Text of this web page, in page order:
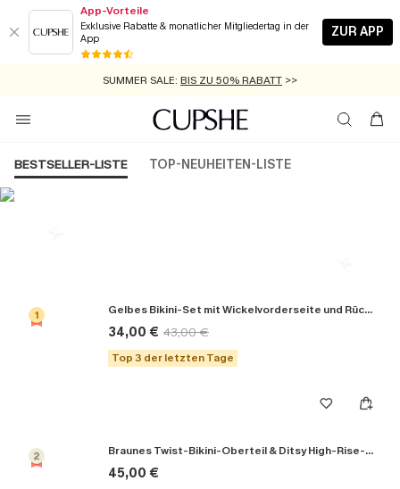
App-Vorteile
Exklusive Rabatte & monatlicher Mitgliedertag in der
App
ZUR APP
GRATIS MASSBAND MIT JEDEM SCHNELLVERSAND-ARTIKEL >>
SUMMER SALE: BIS ZU 50% RABATT >>
ZUM NEWSLETTER:BIS ZU -20% EXTRA ERHALTEN
KOSTENLOSER VERSAND AB 89 €
BESTSELLER-LISTE TOP-NEUHEITEN-LISTE
1 Gelbes Bikini-Set mit Wickelvorderseite und Rückenbindung
34,00 € 43,00 €
Top 3 der letzten Tage
2 Braunes Twist-Bikini-Oberteil & Ditsy High-Rise-Bikinihose
45,00 €